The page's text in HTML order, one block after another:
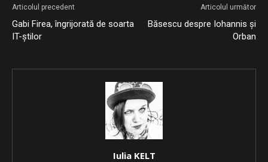
Articolul precedent
Gabi Firea, îngrijorată de soarta
IT-știlor
Articolul următor
Băsescu despre Iohannis și
Orban
Iulia KELT